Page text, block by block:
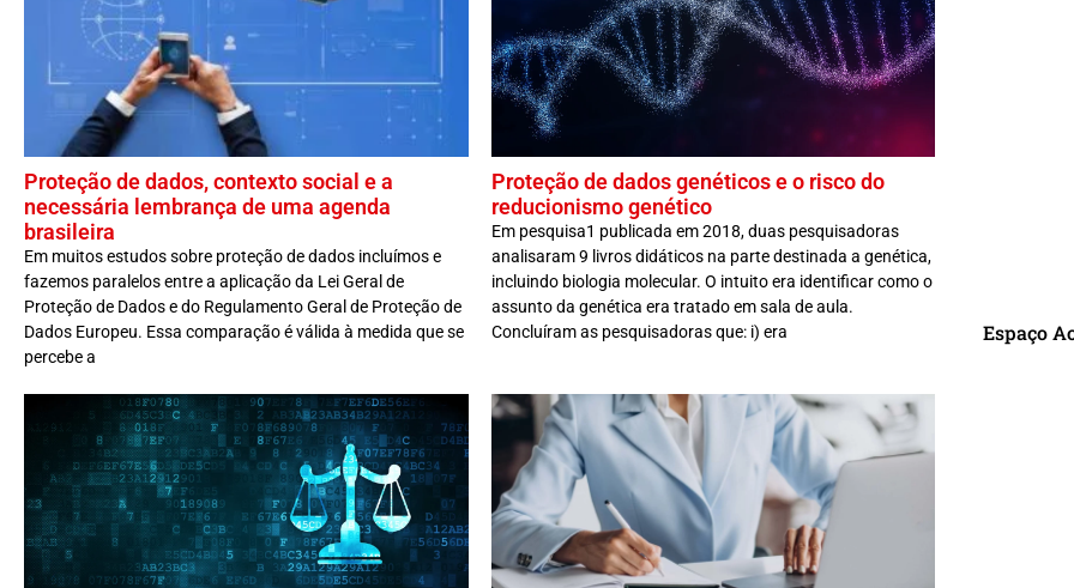
Proteção de dados, contexto social e a
necessária lembrança de uma agenda
brasileira
Em muitos estudos sobre proteção de dados incluímos e
fazemos paralelos entre a aplicação da Lei Geral de
Proteção de Dados e do Regulamento Geral de Proteção de
Dados Europeu. Essa comparação é válida à medida que se
percebe a
Proteção de dados genéticos e o risco do
reducionismo genético
Em pesquisa1 publicada em 2018, duas pesquisadoras
analisaram 9 livros didáticos na parte destinada a genética,
incluindo biologia molecular. O intuito era identificar como o
assunto da genética era tratado em sala de aula.
Concluíram as pesquisadoras que: i) era
Espaço